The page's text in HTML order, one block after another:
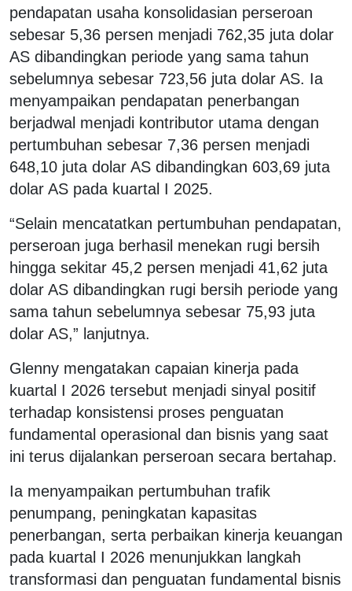
pendapatan usaha konsolidasian perseroan
sebesar 5,36 persen menjadi 762,35 juta dolar
AS dibandingkan periode yang sama tahun
sebelumnya sebesar 723,56 juta dolar AS. Ia
menyampaikan pendapatan penerbangan
berjadwal menjadi kontributor utama dengan
pertumbuhan sebesar 7,36 persen menjadi
648,10 juta dolar AS dibandingkan 603,69 juta
dolar AS pada kuartal I 2025.
“Selain mencatatkan pertumbuhan pendapatan,
perseroan juga berhasil menekan rugi bersih
hingga sekitar 45,2 persen menjadi 41,62 juta
dolar AS dibandingkan rugi bersih periode yang
sama tahun sebelumnya sebesar 75,93 juta
dolar AS,” lanjutnya.
Glenny mengatakan capaian kinerja pada
kuartal I 2026 tersebut menjadi sinyal positif
terhadap konsistensi proses penguatan
fundamental operasional dan bisnis yang saat
ini terus dijalankan perseroan secara bertahap.
Ia menyampaikan pertumbuhan trafik
penumpang, peningkatan kapasitas
penerbangan, serta perbaikan kinerja keuangan
pada kuartal I 2026 menunjukkan langkah
transformasi dan penguatan fundamental bisnis